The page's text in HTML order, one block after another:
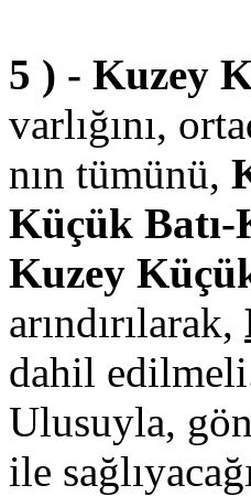
5 ) - Kuzey
varlığını,
nın tümünü,
Küçük
Kuzey
arındırılarak,
dahil
Ulusuyla,
ile